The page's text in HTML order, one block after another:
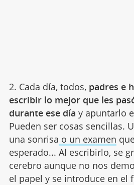
2. Cada día, todos, padres e
escribir lo mejor que les
durante ese día y apuntarlo
Pueden ser cosas sencillas.
una sonrisa o un examen
esperado... Al escribirlo, se
cerebro aunque no nos
el papel y se introduce en el